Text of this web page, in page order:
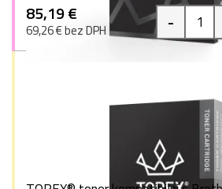
85,19 €
69,26 € bez DPH -